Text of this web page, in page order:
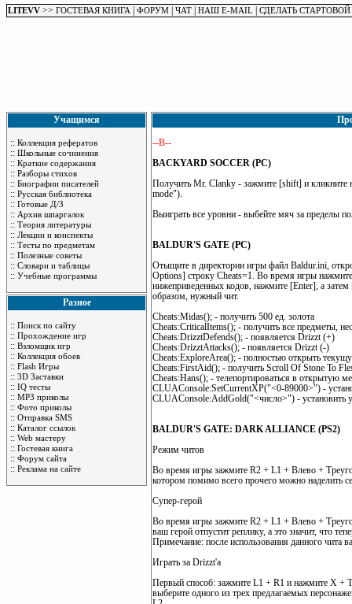
LITEVV >> ГОСТЕВАЯ КНИГА ФОРУМ ЧАТ НАШ E-MAIL СДЕЛАТЬ СТАРТОВОЙ
Учащимся
:: Коллекция рефератов
:: Школьные сочинения
:: Краткие содержания
:: Разборы стихов
:: Биографии писателей
:: Русская библиотека
:: Готовые Д/З
:: Архив шпаргалок
:: Теория литературы
:: Лекции и конспекты
:: Тесты по предметам
:: Полезные советы
:: Словари и таблицы
:: Учебные программы
Разное
:: Поиск по сайту
:: Прохождение игр
:: Взломщик игр
:: Коллекция обоев
:: Flash Игры
:: 3D Заставки
:: IQ тесты
:: MP3 приколы
:: Фото приколы
:: Отправка SMS
:: Каталог ссылок
:: Web мастеру
:: Гостевая книга
:: Форум сайта
:: Реклама на сайте
--B--
BACKYARD SOCCER (PC)
Получить Mr. Clanky - зажмите [shift] и кликните
mode").
Выиграть все уровни - выбейте мяч за пределы
BALDUR'S GATE (PC)
Отыщите в директории игры файл Baldur.ini,
Options] строку Cheats=1. Во время игры
нижеприведенных кодов, нажмите [Enter], а
образом, нужный чит.
Cheats:Midas(); - получить 500 ед. золота
Cheats:CriticalItems(); - получить все предметы,
Cheats:DrizztDefends(); - появляется Drizzt (+)
Cheats:DrizztAttacks(); - появляется Drizzt (-)
Cheats:ExploreArea(); - полностью открыть
Cheats:FirstAid(); - получить Scroll Of Stone To
Cheats:Hans(); - телепортироваться в открытую
CLUAConsole:SetCurrentXP("<0-89000>") -
CLUAConsole:AddGold("<число>") - установить
BALDUR'S GATE: DARK ALLIANCE (PS2)
Режим читов
Во время игры зажмите R2 + L1 + Влево +
котором помимо всего прочего можно наделить
Супер-герой
Во время игры зажмите R2 + L1 + Влево +
ваш герой отпустит реплику, а это значит, что
Примечание: после использования данного чита
Играть за Drizzt'a
Первый способ: зажмите L1 + R1 и нажмите X +
выберите одного из трех предлагаемых